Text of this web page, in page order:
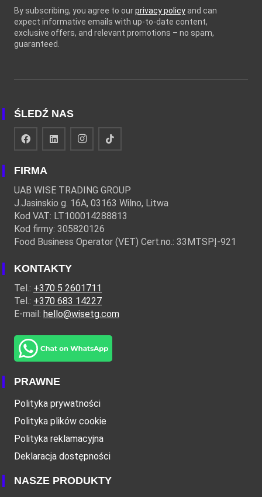
By subscribing, you agree to ourprivacy policy and can
expect informative emails with up-to-date content,
exclusive offers, and relevant promotions – no spam,
guaranteed.
ŚLEDŹ NAS
FIRMA
UAB WISE TRADING GROUP
J.Jasinskio g. 16A, 03163 Wilno, Litwa
Kod VAT: LT100014288813
Kod firmy: 305820126
Food Business Operator (VET) Cert.no.: 33MTSPĮ-921
KONTAKTY
Tel.: +370 5 2601711
Tel.: +370 683 14227
E-mail: hello@wisetg.com
PRAWNE
Polityka prywatności
Polityka plików cookie
Polityka reklamacyjna
Deklaracja dostępności
NASZE PRODUKTY